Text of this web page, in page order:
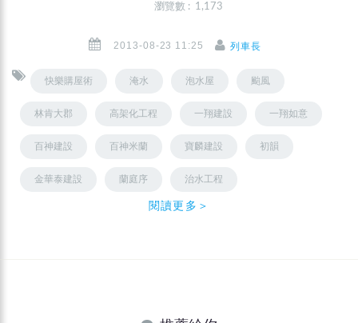
瀏覽數 : 1,173
2013-08-23 11:25 列車長
快樂購屋術 淹水 泡水屋 颱風
林肯大郡 高架化工程 一翔建設 一翔如意
百神建設 百神米蘭 寶麟建設 初韻
金華泰建設 蘭庭序 治水工程
閱讀更多＞